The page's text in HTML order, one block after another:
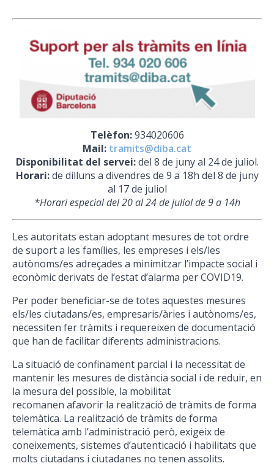
Telèfon:934020606
Mail: tramits@diba.cat
Disponibilitat del servei:del 8 de juny al 24 de juliol.
Horari:de dilluns a divendres de 9 a 18h del 8 de juny
al 17 de juliol
*Horari especial del 20 al 24 de juliol de 9 a 14h
Les autoritats estan adoptant mesures de tot ordre
de suport a les famílies, les empreses i els/les
autònoms/es adreçades a minimitzar l’impacte social i
econòmic derivats de l’estat d’alarma per COVID19.
Per poder beneficiar-se de totes aquestes mesures
els/les ciutadans/es, empresaris/àries i autònoms/es,
necessiten fer tràmits i requereixen de documentació
que han de facilitar diferents administracions.
La situació de confinament parcial i la necessitat de
mantenir les mesures de distància social i de reduir, en
la mesura del possible, la mobilitat
recomanen afavorir la realització de tràmits de forma
telemàtica. La realització de tràmits de forma
telemàtica amb l’administració però, exigeix de
coneixements, sistemes d’autenticació i habilitats que
molts ciutadans i ciutadanes no tenen assolits.